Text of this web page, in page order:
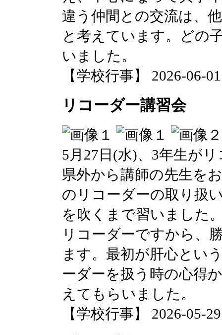
違う仲間との交流は、
と考えています。どの
いました。
【学校行事】 2026-06-
リコーダー講習会
5月27日(水)、3年生が
県外から講師の先生を
のリコーダーの取り扱
を吹くまで習いました
リコーダーですから、
ます。最初が肝心とい
ーダーを扱う時の心得
えてもらいました。
【学校行事】 2026-05-